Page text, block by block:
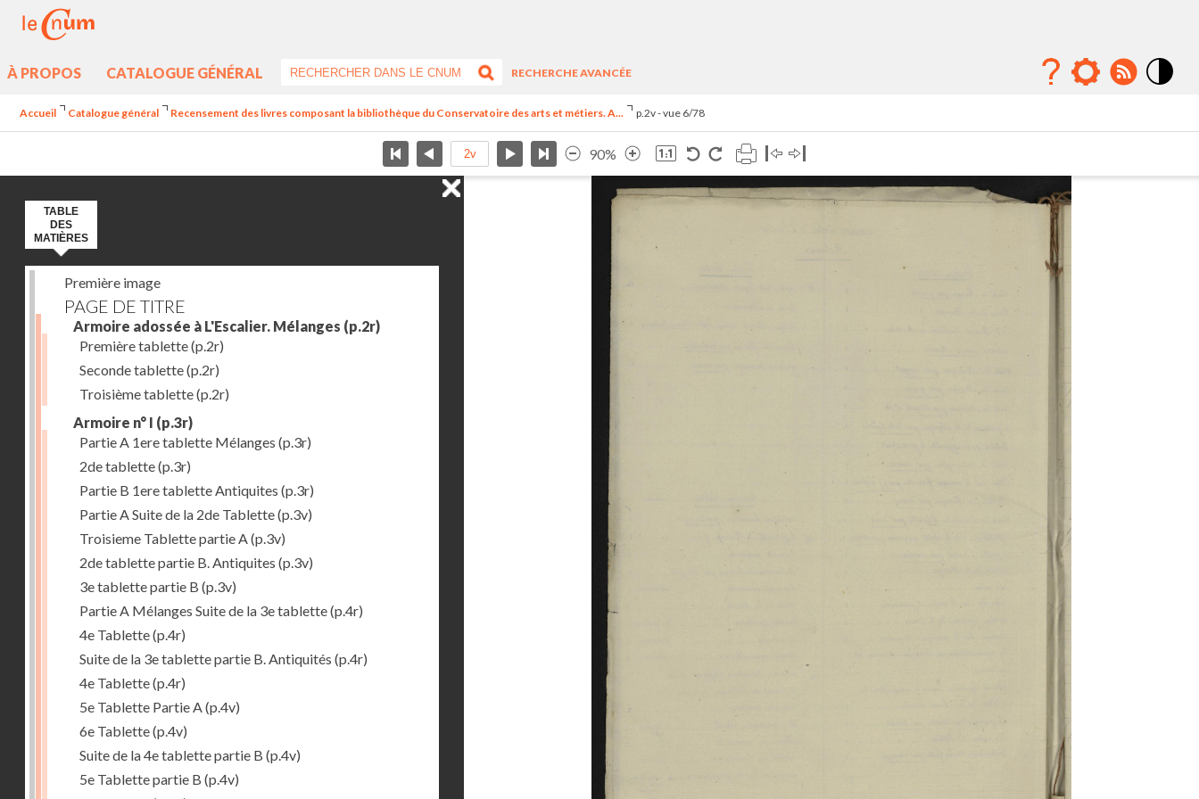
À PROPOS CATALOGUE GÉNÉRAL
RECHERCHE AVANCÉE
Accueil Catalogue général Recensement des livres composant la bibliothèque du Conservatoire des arts et métiers. A... p.2v - vue 6/78
90%
TABLE
DES
MATIÈRES
Première image
PAGE DE TITRE
Armoire adossée à L'Escalier. Mélanges (p.2r)
Première tablette(p.2r)
Seconde tablette(p.2r)
Troisième tablette(p.2r)
Armoire n° I (p.3r)
Partie A 1ere tablette Mélanges (p.3r)
2de tablette(p.3r)
Partie B 1ere tablette Antiquites (p.3r)
Partie A Suite de la 2de Tablette(p.3v)
Troisieme Tablette partie A(p.3v)
2de tablette partie B. Antiquites (p.3v)
3e tablette partie B (p.3v)
Partie A Mélanges Suite de la 3e tablette(p.4r)
4e Tablette(p.4r)
Suite de la 3e tablette partie B. Antiquités (p.4r)
4e Tablette(p.4r)
5e Tablette Partie A(p.4v)
6e Tablette(p.4v)
Suite de la 4e tablette partie B (p.4v)
5e Tablette partie B (p.4v)